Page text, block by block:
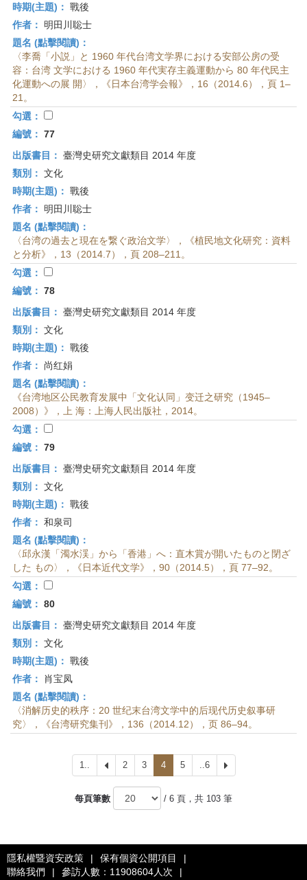
時期(主題)： 戰後
作者：
明田川聡士
題名 (點擊閱讀)：
〈李喬「小説」と 1960 年代台湾文学界における安部公房の受
容：台湾 文学における 1960 年代実存主義運動から 80 年代民主
化運動への展 開〉，《日本台湾学会報》，16（2014.6），頁 1–
21。
勾選：
編號： 77
出版書目： 臺灣史研究文獻類目 2014 年度
類別： 文化
時期(主題)： 戰後
作者：
明田川聡士
題名 (點擊閱讀)：
〈台湾の過去と現在を繋ぐ政治文学〉，《植民地文化研究：資料
と分析》，13（2014.7），頁 208–211。
勾選：
編號： 78
出版書目： 臺灣史研究文獻類目 2014 年度
類別： 文化
時期(主題)： 戰後
作者：
尚红娟
題名 (點擊閱讀)：
《台湾地区公民教育发展中「文化认同」变迁之研究（1945–
2008）》，上 海：上海人民出版社，2014。
勾選：
編號： 79
出版書目： 臺灣史研究文獻類目 2014 年度
類別： 文化
時期(主題)： 戰後
作者： 和泉司
題名 (點擊閱讀)：
〈邱永漢「濁水渓」から「香港」へ：直木賞が開いたものと閉ざ
した もの〉，《日本近代文学》，90（2014.5），頁 77–92。
勾選：
編號： 80
出版書目： 臺灣史研究文獻類目 2014 年度
類別： 文化
時期(主題)： 戰後
作者：
肖宝凤
題名 (點擊閱讀)：
〈消解历史的秩序：20 世纪末台湾文学中的后现代历史叙事研
究〉，《台湾研究集刊》，136（2014.12），页 86–94。
1..
上
一
頁
2 3 4 5 ..6
下
一
每頁筆數
/ 6 頁，共 103 筆
隱私權暨資安政策 | 保有個資公開項目
|
聯絡我們
| 參訪人數：11908604人次 |